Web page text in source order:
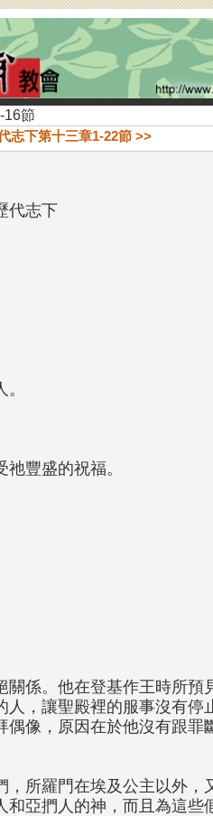
16節
志下第十三章1-22節 >>
志下
豐盛的祝福。
係。他在登基作王時所預
，讓聖殿裡的服事沒有停
像，原因在於他沒有跟罪
所羅門在埃及公主以外，
亞捫人的神，而且為這些